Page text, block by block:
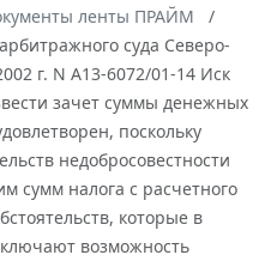
ленты ПРАЙМ
суда Северо-
г. N А13-6072/01-14 Иск
зачет суммы денежных
поскольку
недобросовестности
сумм налога с расчетного
которые в
возможность